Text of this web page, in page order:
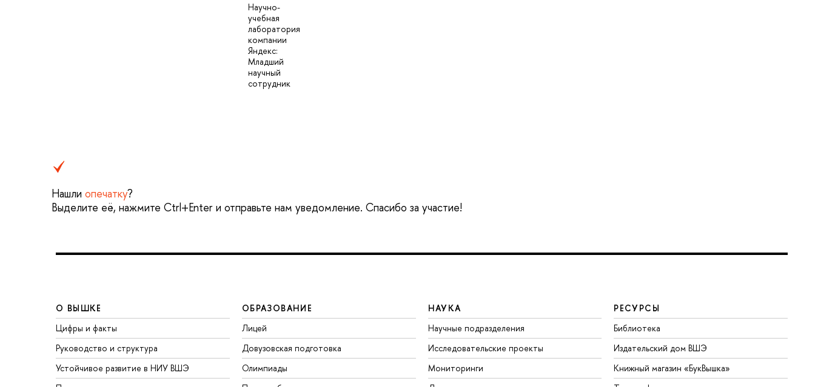
Научно-
учебная
лаборатория
компании
Яндекс:
Младший
научный
сотрудник
Нашли опечатку?
Выделите её, нажмите Ctrl+Enter и отправьте нам уведомление. Спасибо за участие!
О ВЫШКЕ
Цифры и факты
Руководство и структура
Устойчивое развитие в НИУ ВШЭ
ОБРАЗОВАНИЕ
Лицей
Довузовская подготовка
Олимпиады
НАУКА
Научные подразделения
Исследовательские проекты
Мониторинги
РЕСУРСЫ
Библиотека
Издательский дом ВШЭ
Книжный магазин «БукВышка»